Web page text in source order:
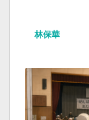
林保華